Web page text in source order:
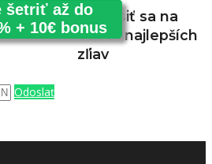
šetriť až do
+ 10€ bonus
Prihlásiť sa na
odber najlepších
zľiav
Odoslať